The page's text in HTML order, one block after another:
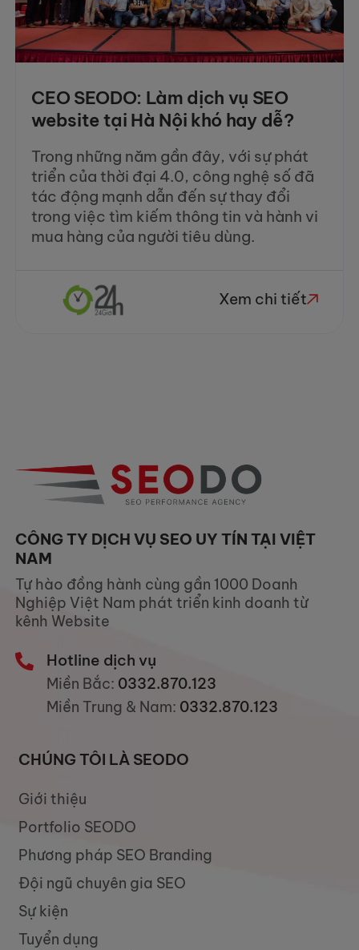
CEO SEODO: Làm dịch vụ SEO
website tại Hà Nội khó hay dễ?
Trong những năm gần đây, với sự phát
triển của thời đại 4.0, công nghệ số đã
tác động mạnh dẫn đến sự thay đổi
trong việc tìm kiếm thông tin và hành vi
mua hàng của người tiêu dùng.
Xem chi tiết
CÔNG TY DỊCH VỤ SEO UY TÍN TẠI VIỆT
NAM
Tự hào đồng hành cùng gần 1000 Doanh
Nghiệp Việt Nam phát triển kinh doanh từ
kênh Website
Hotline dịch vụ
Miền Bắc: 0332.870.123
Miền Trung & Nam: 0332.870.123
CHÚNG TÔI LÀ SEODO
Giới thiệu
Portfolio SEODO
Phương pháp SEO Branding
Đội ngũ chuyên gia SEO
Sự kiện
Tuyển dụng